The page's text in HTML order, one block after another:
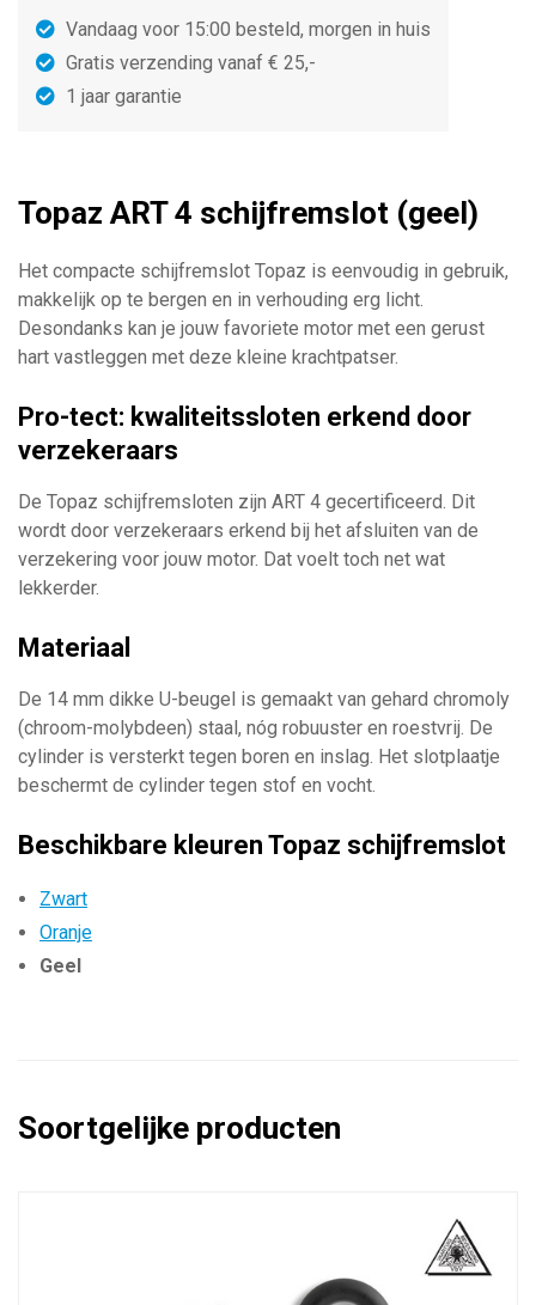
Vandaag voor 15:00 besteld, morgen in huis
Gratis verzending vanaf € 25,-
1 jaar garantie
Topaz ART 4 schijfremslot (geel)
Het compacte schijfremslot Topaz is eenvoudig in gebruik,
makkelijk op te bergen en in verhouding erg licht.
Desondanks kan je jouw favoriete motor met een gerust
hart vastleggen met deze kleine krachtpatser.
Pro-tect: kwaliteitssloten erkend door
verzekeraars
De Topaz schijfremsloten zijn ART 4 gecertificeerd. Dit
wordt door verzekeraars erkend bij het afsluiten van de
verzekering voor jouw motor. Dat voelt toch net wat
lekkerder.
Materiaal
De 14 mm dikke U-beugel is gemaakt van gehard chromoly
(chroom-molybdeen) staal, nóg robuuster en roestvrij. De
cylinder is versterkt tegen boren en inslag. Het slotplaatje
beschermt de cylinder tegen stof en vocht.
Beschikbare kleuren Topaz schijfremslot
Zwart
Oranje
Geel
Soortgelijke producten